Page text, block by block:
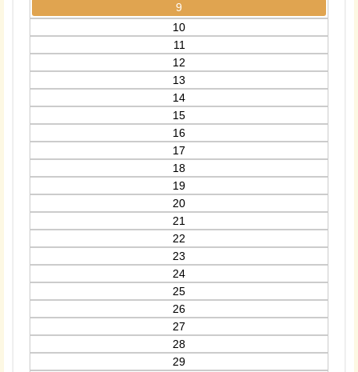
9
10
11
12
13
14
15
16
17
18
19
20
21
22
23
24
25
26
27
28
29